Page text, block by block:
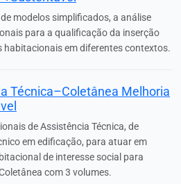
modelos simplificados, a análise
para a qualificação da inserção
habitacionais em diferentes contextos.
Técnica–Coletânea Melhoria
de Assistência Técnica, de
em edificação, para atuar em
de interesse social para
com 3 volumes.